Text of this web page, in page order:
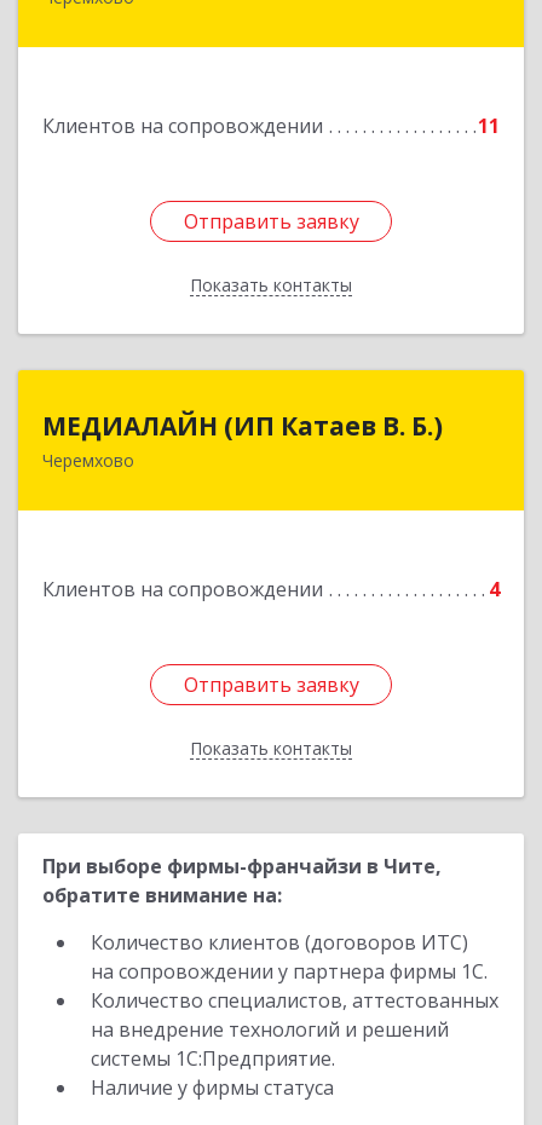
Клиентов на сопровождении 11
Отправить заявку
Показать контакты
Отправить заявку
Назад
МЕДИАЛАЙН (ИП Катаев В. Б.)
Черемхово
Клиентов на сопровождении 4
Отправить заявку
Показать контакты
МЕДИАЛАЙН (ИП Катаев В. Б.)
665413, Иркутская обл, Черемхово г, Ленина ул,
Отправить заявку
Назад
При выборе фирмы-франчайзи в Чите,
обратите внимание на:
Количество клиентов (договоров ИТС)
на сопровождении у партнера фирмы 1С.
Количество специалистов, аттестованных
на внедрение технологий и решений
системы 1С:Предприятие.
Наличие у фирмы статуса